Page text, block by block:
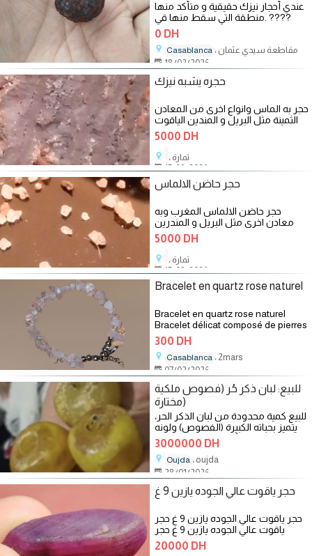
عندي أحجار نيزك حقيقية و متأكد منها
???? .منطقة التي سقط منها قي
مدينة بوجدور الصحراء
0 DH
Casablanca
، مقاطعة سيدي عثمان
18/02/2026
حجره يشبه نيزك
حجر به الماس وانواع اخرى من المعادن
الثمينة مثل البريل و المندين الياقوت
5000 DH
، تمارة
15/02/2026
حجر حاضن الالماس
حجر حاضن الالماس المغرب وبه
معادن اخرى مثل البريل و المندرين
الياقوة الازرق يشبه النيزك
5000 DH
، تمارة
15/02/2026
Bracelet en quartz rose naturel
Bracelet en quartz rose naturel
Bracelet délicat composé de pierres
naturelles de quartz rose, montées
à la main pour créer une pièce
douce, élégante et intemporelle.
300 DH
Casablanca ، 2mars
07/02/2026
للبيع: لبان ذكر حُر (فصوص ملكية
مختارة)
للبيع كمية محدودة من لبان الذكر الحر،
يتميز بحباته الكبيرة (الفصوص) ولونه
3000000 DH
Oujda
، ‏oujda
28/01/2026
حجر ياقوت عالي الجوده يازين 9 غ
حجر ياقوت عالي الجوده يازين 9 غ حجر
ياقوت عالي الجوده يازين 9 غ حجر
ياقوت عالي الجوده يازين 9
20000 DH